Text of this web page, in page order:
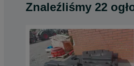
Znaleźliśmy 22